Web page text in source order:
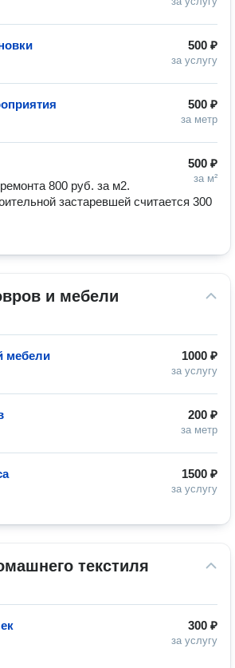
500 ₽
за услугу
500 ₽
за метр
500 ₽
за м²
800 руб. за м2.
застаревшей считается 300
и мебели
1000 ₽
за услугу
мебели
200 ₽
за метр
1500 ₽
за услугу
текстиля
300 ₽
за услугу